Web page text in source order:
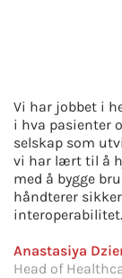
Vi har jobbet i
i hva pasienter
selskap som
vi har lært til å
med å bygge
håndterer
interoperabilitet.
Anastasiya
Head of